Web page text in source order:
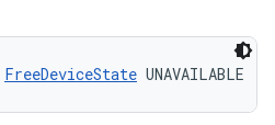
FreeDeviceState UNAVAILABLE